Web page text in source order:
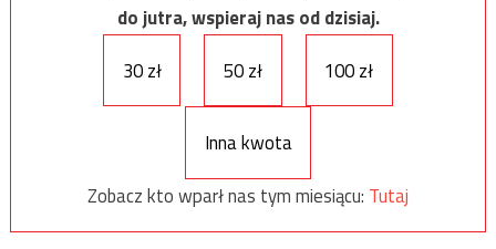
do jutra, wspieraj nas od dzisiaj.
30 zł
50 zł 100 zł
Inna kwota
Zobacz kto wparł nas tym miesiącu: Tutaj